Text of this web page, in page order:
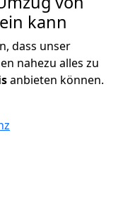
kann
dass unser
nahezu alles zu
anbieten können.